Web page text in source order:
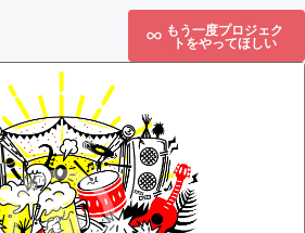
もう一度プロジェク
トをやってほしい